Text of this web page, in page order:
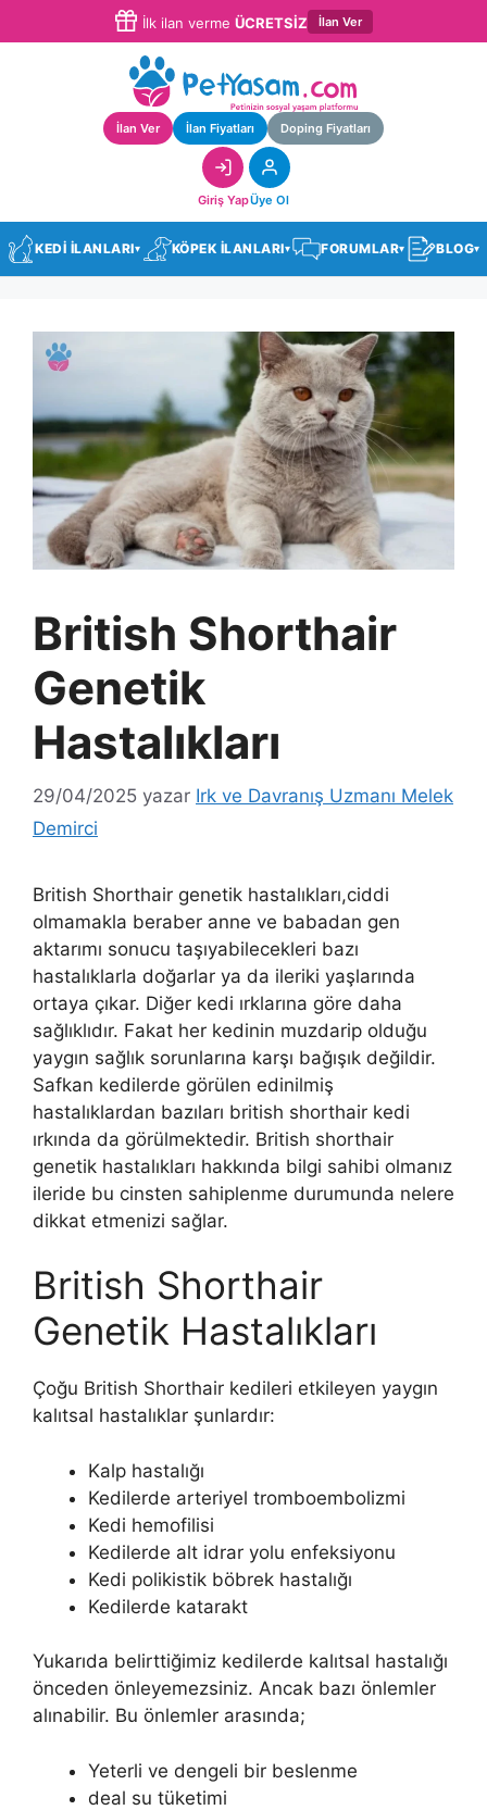
İlk ilan verme ÜCRETSİZ İlan Ver
İlan Ver İlan Fiyatları Doping Fiyatları
Giriş YapÜye Ol
KEDİ İLANLARI▾ KÖPEK İLANLARI▾ FORUMLAR▾ BLOG▾
British Shorthair
Genetik
Hastalıkları
29/04/2025 yazar Irk ve Davranış Uzmanı Melek
Demirci
British Shorthair genetik hastalıkları,ciddi
olmamakla beraber anne ve babadan gen
aktarımı sonucu taşıyabilecekleri bazı
hastalıklarla doğarlar ya da ileriki yaşlarında
ortaya çıkar. Diğer kedi ırklarına göre daha
sağlıklıdır. Fakat her kedinin muzdarip olduğu
yaygın sağlık sorunlarına karşı bağışık değildir.
Safkan kedilerde görülen edinilmiş
hastalıklardan bazıları british shorthair kedi
ırkında da görülmektedir. British shorthair
genetik hastalıkları hakkında bilgi sahibi olmanız
ileride bu cinsten sahiplenme durumunda nelere
dikkat etmenizi sağlar.
British Shorthair
Genetik Hastalıkları
Çoğu British Shorthair kedileri etkileyen yaygın
kalıtsal hastalıklar şunlardır:
Kalp hastalığı
Kedilerde arteriyel tromboembolizmi
Kedi hemofilisi
Kedilerde alt idrar yolu enfeksiyonu
Kedi polikistik böbrek hastalığı
Kedilerde katarakt
Yukarıda belirttiğimiz kedilerde kalıtsal hastalığı
önceden önleyemezsiniz. Ancak bazı önlemler
alınabilir. Bu önlemler arasında;
Yeterli ve dengeli bir beslenme
deal su tüketimi